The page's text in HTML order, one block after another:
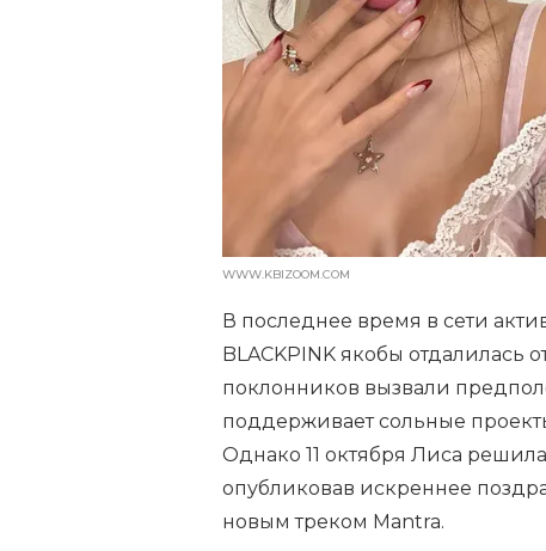
WWW.KBIZOOM.COM
В последнее время в сети
BLACKPINK якобы отдалилась
поклонников вызвали
поддерживает сольные
Однако 11 октября Лиса
опубликовав искреннее
новым треком Mantra.